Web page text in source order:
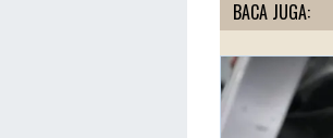
BACA JUGA: